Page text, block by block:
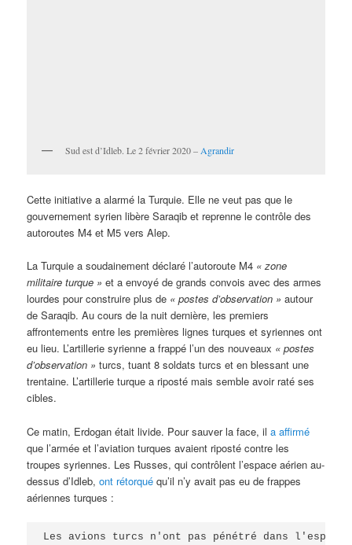
Sud est d’Idleb. Le 2 février 2020 – Agrandir
Cette initiative a alarmé la Turquie. Elle ne veut pas que le
gouvernement syrien libère Saraqib et reprenne le contrôle des
autoroutes M4 et M5 vers Alep.
La Turquie a soudainement déclaré l’autoroute M4 « zone
militaire turque » et a envoyé de grands convois avec des armes
lourdes pour construire plus de « postes d’observation » autour
de Saraqib. Au cours de la nuit dernière, les premiers
affrontements entre les premières lignes turques et syriennes ont
eu lieu. L’artillerie syrienne a frappé l’un des nouveaux « postes
d’observation » turcs, tuant 8 soldats turcs et en blessant une
trentaine. L’artillerie turque a riposté mais semble avoir raté ses
cibles.
Ce matin, Erdogan était livide. Pour sauver la face, ila affirmé
que l’armée et l’aviation turques avaient riposté contre les
troupes syriennes. Les Russes, qui contrôlent l’espace aérien au-
dessus d’Idleb,ont rétorqué qu’il n’y avait pas eu de frappes
aériennes turques :
Les avions turcs n'ont pas pénétré dans